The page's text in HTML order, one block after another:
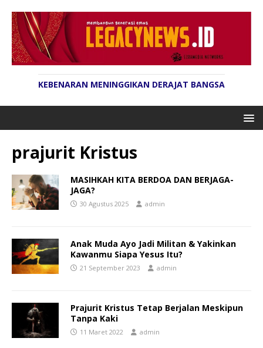
KEBENARAN MENINGGIKAN DERAJAT BANGSA
prajurit Kristus
MASIHKAH KITA BERDOA DAN BERJAGA-
JAGA?
30 Agustus 2025 admin
Anak Muda Ayo Jadi Militan & Yakinkan
Kawanmu Siapa Yesus Itu?
21 September 2023 admin
Prajurit Kristus Tetap Berjalan Meskipun
Tanpa Kaki
11 Maret 2022 admin